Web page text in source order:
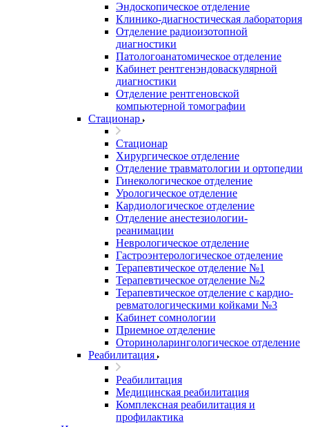
Эндоскопическое отделение
Клинико-диагностическая лаборатория
Отделение радиоизотопной
диагностики
Патологоанатомическое отделение
Кабинет рентгенэндоваскулярной
диагностики
Отделение рентгеновской
компьютерной томографии
Стационар
Стационар
Хирургическое отделение
Отделение травматологии и ортопедии
Гинекологическое отделение
Урологическое отделение
Кардиологическое отделение
Отделение анестезиологии-
реанимации
Неврологическое отделение
Гастроэнтерологическое отделение
Терапевтическое отделение №1
Терапевтическое отделение №2
Терапевтическое отделение с кардио-
ревматологическими койками №3
Кабинет сомнологии
Приемное отделение
Оториноларингологическое отделение
Реабилитация
Реабилитация
Медицинская реабилитация
Комплексная реабилитация и
профилактика